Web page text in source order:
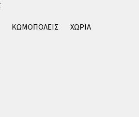
ΚΩΜΟΠΟΛΕΙΣ
ΧΩΡΙΑ